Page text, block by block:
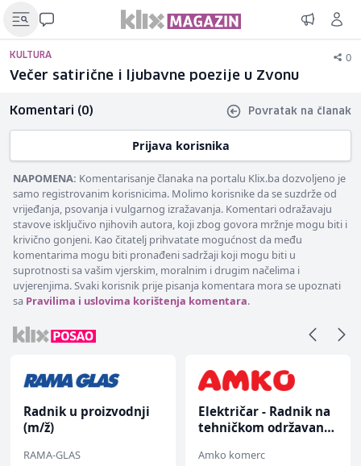
KULTURA 0
Večer satirične i ljubavne poezije u Zvonu
Komentari (0) Povratak na članak
Prijava korisnika
NAPOMENA: Komentarisanje članaka na portalu Klix.ba dozvoljeno je
samo registrovanim korisnicima. Molimo korisnike da se suzdrže od
vrijeđanja, psovanja i vulgarnog izražavanja. Komentari odražavaju
stavove isključivo njihovih autora, koji zbog govora mržnje mogu biti i
krivično gonjeni. Kao čitatelj prihvatate mogućnost da među
komentarima mogu biti pronađeni sadržaji koji mogu biti u
suprotnosti sa vašim vjerskim, moralnim i drugim načelima i
uvjerenjima. Svaki korisnik prije pisanja komentara mora se upoznati
sa Pravilima i uslovima korištenja komentara.
Radnik u proizvodnji
(m/ž)
RAMA-GLAS
Električar - Radnik na
tehničkom održavanju
Amko komerc